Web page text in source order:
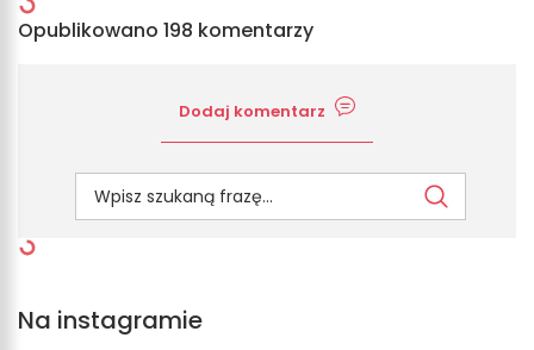
Opublikowano 198 komentarzy
Dodaj komentarz
Na instagramie